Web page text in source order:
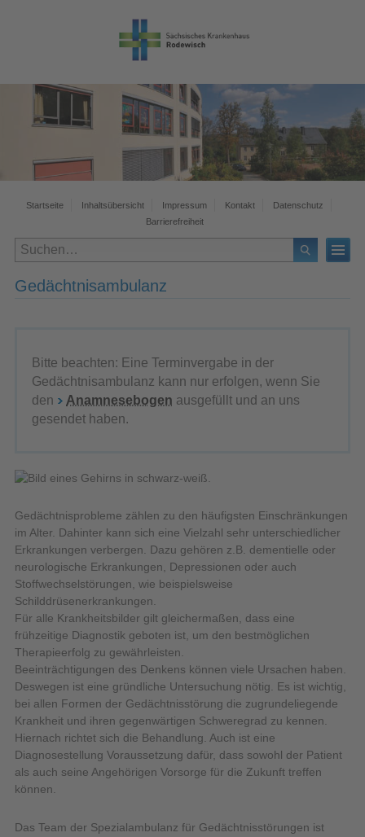
Startseite Inhaltsübersicht Impressum Kontakt
Datenschutz
Barrierefreiheit
Gedächtnisambulanz
Bitte beachten: Eine Terminvergabe in der
Gedächtnisambulanz kann nur erfolgen, wenn Sie
den
Anamnesebogen ausgefüllt und an uns
gesendet haben.
Gedächtnisprobleme zählen zu den häufigsten Einschränkungen
im Alter. Dahinter kann sich eine Vielzahl sehr unterschiedlicher
Erkrankungen verbergen. Dazu gehören z.B. dementielle oder
neurologische Erkrankungen, Depressionen oder auch
Stoffwechselstörungen, wie beispielsweise
Schilddrüsenerkrankungen.
Für alle Krankheitsbilder gilt gleichermaßen, dass eine
frühzeitige Diagnostik geboten ist, um den bestmöglichen
Therapieerfolg zu gewährleisten.
Beeinträchtigungen des Denkens können viele Ursachen haben.
Deswegen ist eine gründliche Untersuchung nötig. Es ist wichtig,
bei allen Formen der Gedächtnisstörung die zugrundeliegende
Krankheit und ihren gegenwärtigen Schweregrad zu kennen.
Hiernach richtet sich die Behandlung. Auch ist eine
Diagnosestellung Voraussetzung dafür, dass sowohl der Patient
als auch seine Angehörigen Vorsorge für die Zukunft treffen
können.
Das Team der Spezialambulanz für Gedächtnisstörungen ist